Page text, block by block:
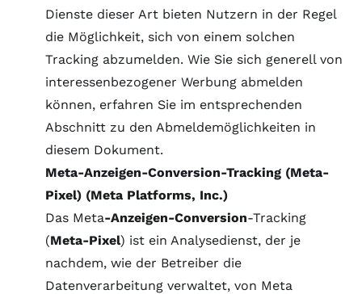
Dienste dieser Art bieten Nutzern in der Regel
die Möglichkeit, sich von einem solchen
Tracking abzumelden. Wie Sie sich generell von
interessenbezogener Werbung abmelden
können, erfahren Sie im entsprechenden
Abschnitt zu den Abmeldemöglichkeiten in
diesem Dokument.
Meta-Anzeigen-Conversion-Tracking (Meta-
Pixel) (Meta Platforms, Inc.)
Das Meta-Anzeigen-Conversion-Tracking
(Meta-Pixel) ist ein Analysedienst, der je
nachdem, wie der Betreiber die
Datenverarbeitung verwaltet, von Meta